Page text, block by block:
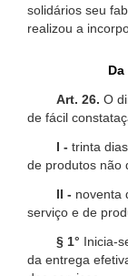
solidários seu
realizou a
Art. 26. O
de fácil
I - trinta
de produtos não
II - noventa
serviço e de
§ 1° Inicia-
da entrega